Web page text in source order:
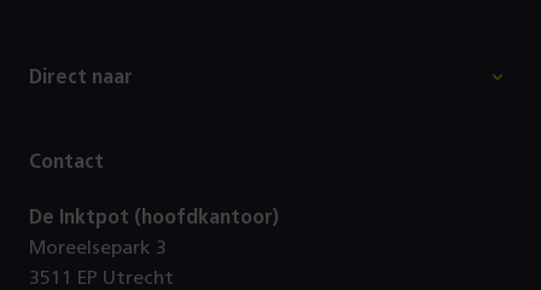
Direct naar
Contact
De Inktpot (hoofdkantoor)
Moreelsepark 3
3511 EP Utrecht